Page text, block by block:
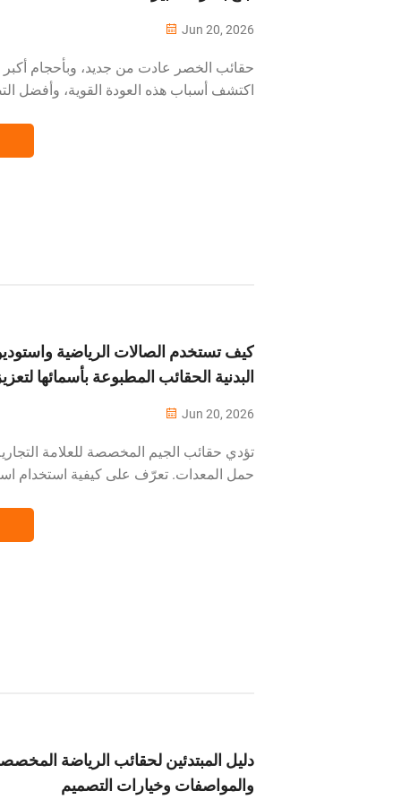
Jun 20, 2026
حقائب الخصر عادت من جديد، وبأحجام
اكتشف أسباب هذه العودة القوية، وأفضل
──────────────────────── منذ
كيف تستخدم الصالات الرياضية
البدنية الحقائب المطبوعة بأسمائها
Jun 20, 2026
تؤدي حقائب الجيم المخصصة للعلامة
حمل المعدات. تعرّف على كيفية استخدام
دليل المبتدئين لحقائب الرياضة
والمواصفات وخيارات التصميم